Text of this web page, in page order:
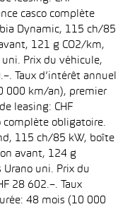
casco complète
Dynamic, 115 ch/85
121 g CO2/km,
Prix du véhicule,
Taux d’intérêt annuel
000 km/an), premier
leasing: CHF
complète obligatoire.
115 ch/85 kW, boîte
avant, 124 g
uni. Prix du
28 602.–. Taux
48 mois (10 000